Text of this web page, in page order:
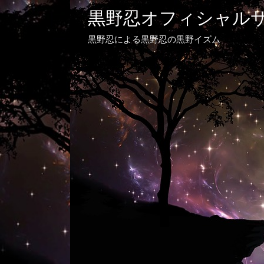
黒野忍オフィシャル
黒野忍による黒野忍の黒野イズム